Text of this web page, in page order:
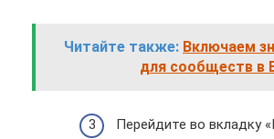
Читайте также: Включаем
для сообществ в
Перейдите во вкладку